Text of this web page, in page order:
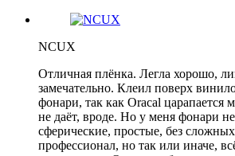
NCUX
Отличная плёнка. Легла хорошо,
замечательно. Клеил поверх
фонари, так как Oracal царапается
не даёт, вроде. Но у меня фонари
сферические, простые, без
профессионал, но так или иначе,